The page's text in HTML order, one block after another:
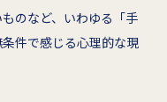
のなど、いわゆる「手
件で感じる心理的な現